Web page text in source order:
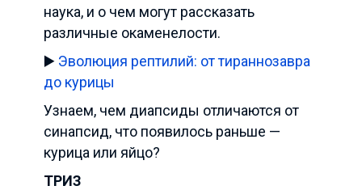
наука, и о чем могут рассказать
различные окаменелости.
▶️ Эволюция рептилий: от тираннозавра
до курицы
Узнаем, чем диапсиды отличаются от
синапсид, что появилось раньше —
курица или яйцо?
ТРИЗ